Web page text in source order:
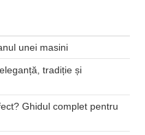
unei masini
tradiție și
Ghidul complet pentru